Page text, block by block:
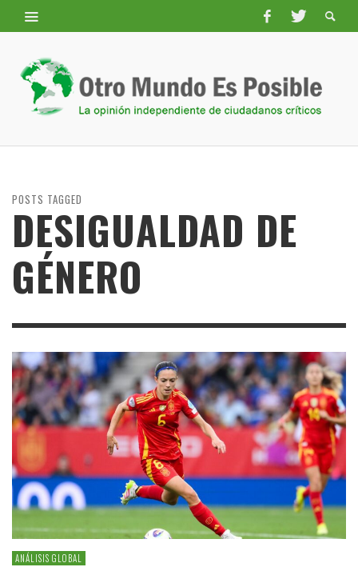
POSTS TAGGED
DESIGUALDAD DE
GÉNERO
ANÁLISIS GLOBAL